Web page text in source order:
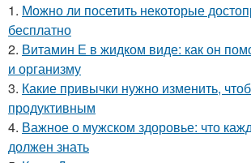
1. Можно ли посетить некоторые
бесплатно
2. Витамин Е в жидком виде: как он
и организму
3. Какие привычки нужно изменить,
продуктивным
4. Важное о мужском здоровье: что
должен знать